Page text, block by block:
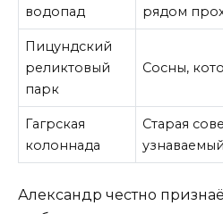
водопад
рядом
Пицундский
реликтовый
парк
Сосны,
Гагрская
колоннада
Старая
Александр честно